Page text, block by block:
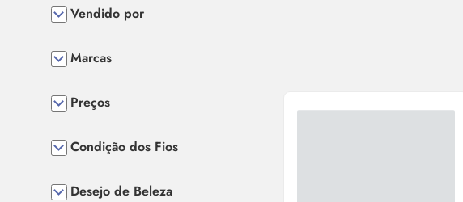
Vendido por
Marcas
Preços
Condição dos Fios
Desejo de Beleza